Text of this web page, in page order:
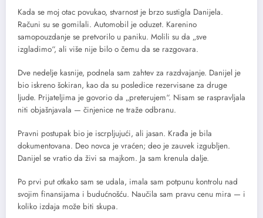
Kada se moj otac povukao, stvarnost je brzo sustigla Danijela.
Računi su se gomilali. Automobil je oduzet. Karenino
samopouzdanje se pretvorilo u paniku. Molili su da „sve
izgladimo“, ali više nije bilo o čemu da se razgovara.
Dve nedelje kasnije, podnela sam zahtev za razdvajanje. Danijel je
bio iskreno šokiran, kao da su posledice rezervisane za druge
ljude. Prijateljima je govorio da „preterujem“. Nisam se raspravljala
niti objašnjavala — činjenice ne traže odbranu.
Pravni postupak bio je iscrpljujući, ali jasan. Krađa je bila
dokumentovana. Deo novca je vraćen; deo je zauvek izgubljen.
Danijel se vratio da živi sa majkom. Ja sam krenula dalje.
Po prvi put otkako sam se udala, imala sam potpunu kontrolu nad
svojim finansijama i budućnošću. Naučila sam pravu cenu mira — i
koliko izdaja može biti skupa.